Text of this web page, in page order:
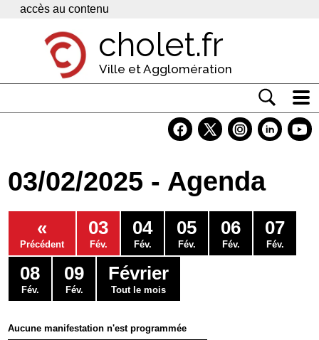
Panneau de gestion des cookies
accès au contenu
cholet.fr
Ville et Agglomération
Economie
Services
Contacts
03/02/2025 - Agenda
«
Précédent
03
Fév.
04
Fév.
05
Fév.
06
Fév.
07
Fév.
08
Fév.
09
Fév.
Février
Tout le mois
Aucune manifestation n'est programmée